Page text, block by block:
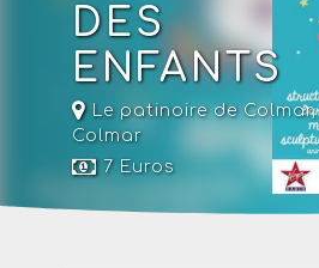
DES
ENFANTS
Le patinoire de Colmar,
Colmar
7 Euros